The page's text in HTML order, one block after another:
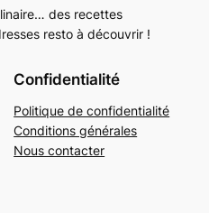
des recettes
resto à découvrir !
Confidentialité
Politique de confidentialité
Conditions générales
Nous contacter